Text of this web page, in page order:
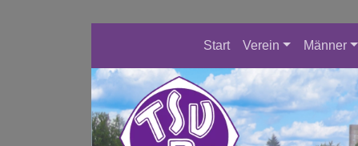
Start Verein Männer